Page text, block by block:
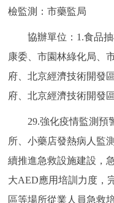
檢監測：市藥監局
協辦單位：1.食品抽
康委、市園林綠化局、
府、北京經濟技術開發
府、北京經濟技術開發
29.強化疫情監測預
所、小藥店發熱病人監
續推進急救設施建設，
大AED應用培訓力度，
區等場所從業人員急救